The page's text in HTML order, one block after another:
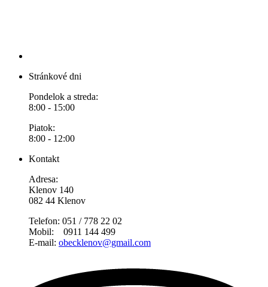
Stránkové dni
Pondelok a streda:
8:00 - 15:00
Piatok:
8:00 - 12:00
Kontakt
Adresa:
Klenov 140
082 44 Klenov
Telefon: 051 / 778 22 02
Mobil: 0911 144 499
E-mail: obecklenov@gmail.com